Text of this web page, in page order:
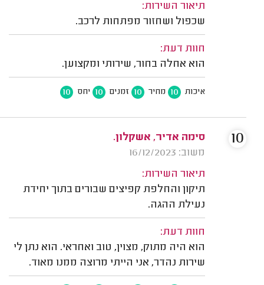
תיאור השירות:
שכפול ושחזור מפתחות לרכב.
חוות דעת:
הוא אחלה בחור, שירותי ומקצוען.
איכות 10 מחיר 10 זמנים 10 יחס 10
סימה אדיר, אשקלון.
משוב: 16/12/2023
תיאור השירות:
תיקון והחלפת קפיצים שבורים בתוך יחידת
נעילת ההגה.
חוות דעת:
הוא היה מתוק, מצוין, טוב ואחראי. הוא נתן לי
שירות נהדר, אני הייתי מרוצה ממנו מאוד.
10